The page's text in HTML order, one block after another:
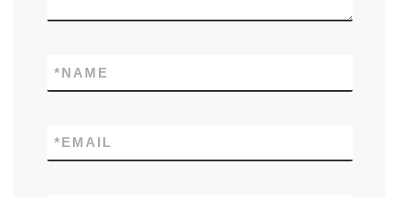
NAME
*
EMAIL
*